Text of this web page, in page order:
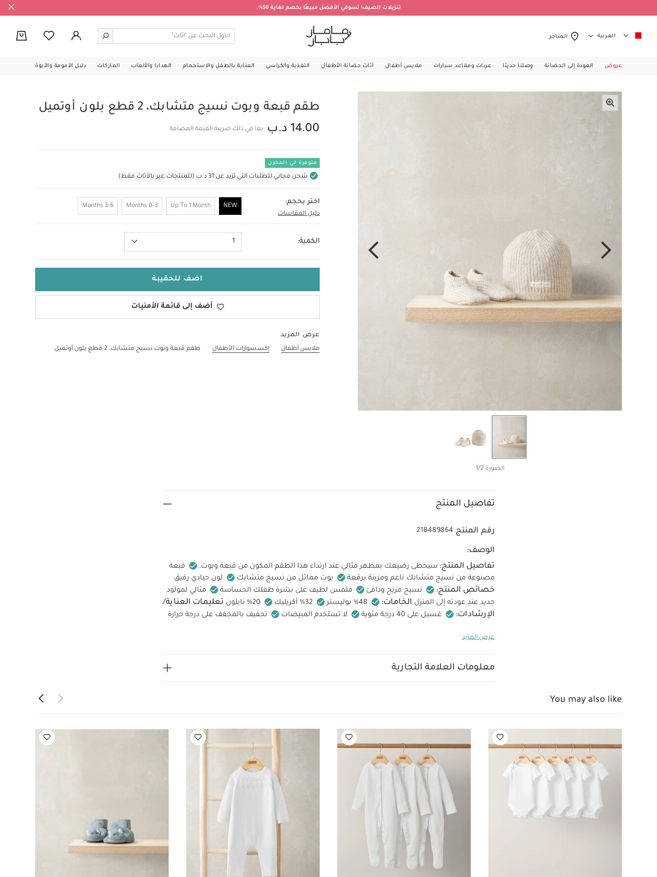
تنزيلات الصيف! تسوقي الأفضل مبيعًا بخصم لغاية 50%.
العربية المتاجر
عروض العودة إلى الحضانة وصلنا حديثا عربات ومقاعد سيارات ملابس أطفال أثاث حضانة الأطفال التغذية والكراسي العناية بالطفل والاستحمام الهدايا والألعاب الماركات دليل الأمومة والأبوة
الصورة 1/2
طقم قبعة وبوت نسيج متشابك، 2 قطع بلون أوتميل
14.00 د.ب
بما في ذلك ضريبة القيمة المضافة
متوفرة في المخزن
شحن مجاني للطلبات التي تزيد عن 31 د.ب (للمنتجات غير بالأثاث فقط)
اختر بحجم:
دليل المقاسات
NEW
Up To 1 Month
0-3 Months
3-6 Months
NEW
الكمية: 1
اضف للحقيبة
أضف إلى قائمة الأمنيات
عرض المزيد
ملابس أطفال
إكسسوارات الأطفال طقم قبعة وبوت نسيج متشابك، 2 قطع بلون أوتميل
تفاصيل المنتج
رقم المنتج 218489864
الوصف:
تفاصيل المنتج: سيحظى رضيعك بمظهر مثالي عند ارتداء هذا الطقم المكون من قبعة وبوت.
قبعة
مصنوعة من نسيج متشابك ناعم ومزينة برقعة
بوت مماثل من نسيج متشابك لون حيادي رقيق
خصائص المنتج: نسيج مريح ودافئ ملمس لطيف على بشرة طفلك الحساسة
مثالي لمولود
جديد عند عودته إلى المنزل الخامات: 48% بوليستر 32% أكريليك 20% نايلون
تعليمات العناية/
الإرشادات:
غسيل على 40 درجة مئوية لا تستخدم المبيضات
تجفيف بالمجفف على درجة حرارة
يُحفظ بعيدًا عن النار
طقم بدلة بلون بني، 4 قطع
عرض المزيد
معلومات العلامة التجارية
You may also like